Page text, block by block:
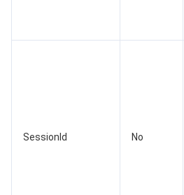
控制中心
事件总线
渠道合作伙伴
操作系统
SessionId No